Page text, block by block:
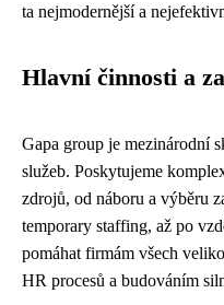
ta nejmodernější a
Hlavní činnosti a
Gapa group je mezinárodní
služeb. Poskytujeme
zdrojů, od náboru a výběru
temporary staffing, až po
pomáhat firmám všech
HR procesů a budováním